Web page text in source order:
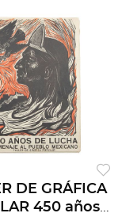
DE GRÁFICA
450 años